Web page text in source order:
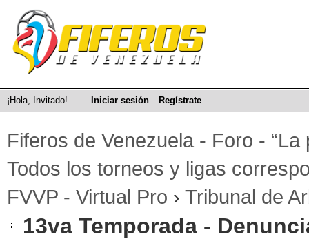
¡Hola, Invitado! Iniciar sesión Regístrate
Fiferos de Venezuela - Foro -
Todos los torneos y ligas
FVVP - Virtual Pro › Tribunal de
13va Temporada -